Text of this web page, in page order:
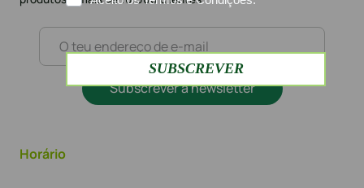
Subscrever a newsletter
Horário